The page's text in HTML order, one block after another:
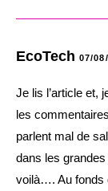
EcoTech 07/
Je lis l’article et,
les
parlent mal de
dans les
voilà…. Au fonds